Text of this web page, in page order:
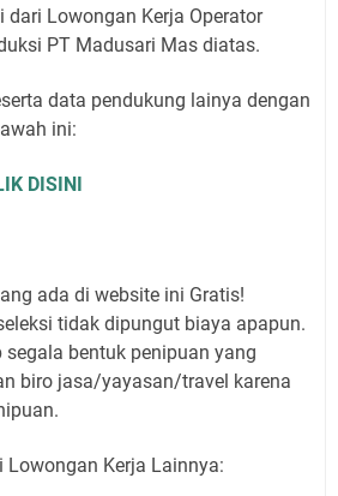
Lowongan Kerja Operator
PT Madusari Mas diatas.
data pendukung lainya dengan
ini:
DISINI
ada di website ini Gratis!
tidak dipungut biaya apapun.
segala bentuk penipuan yang
biro jasa/yayasan/travel karena
Kerja Lainnya: